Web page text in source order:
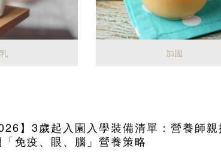
加固
】3歲起入園入學裝備清單：營養師親
免疫、眼、腦」營養策略